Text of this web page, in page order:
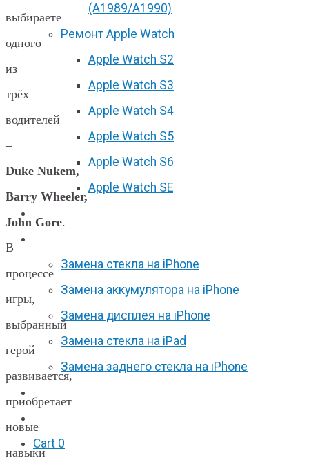
(А1989/A1990)
Ремонт Apple Watch
Apple Watch S2
Apple Watch S3
Apple Watch S4
Apple Watch S5
Apple Watch S6
Apple Watch SE
Замена стекла на iPhone
Замена аккумулятора на iPhone
Замена дисплея на iPhone
Замена стекла на iPad
Замена заднего стекла на iPhone
Cart 0
выбираете
одного
из
трёх
водителей
–
Duke Nukem,
Barry Wheeler,
John Gore.
В
процессе
игры,
выбранный
герой
развивается,
приобретает
новые
навыки